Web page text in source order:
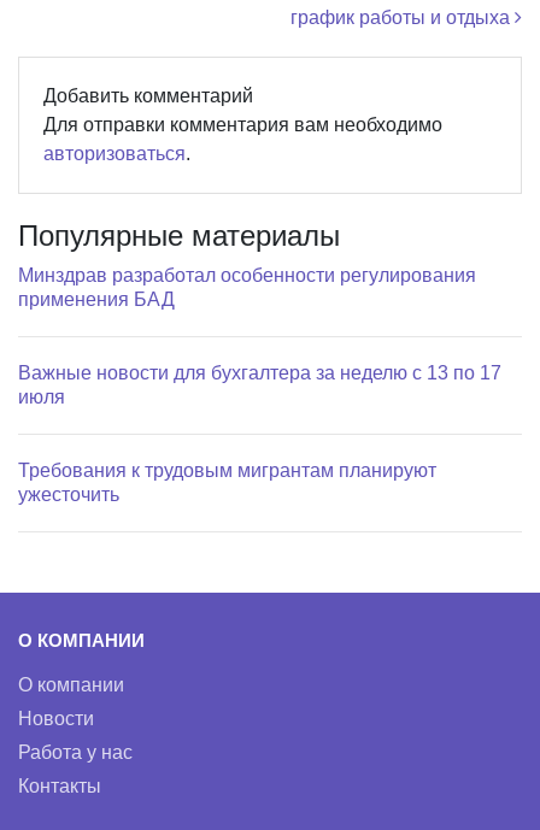
график работы и отдыха
Добавить комментарий
Для отправки комментария вам необходимо
авторизоваться.
Популярные материалы
Минздрав разработал особенности регулирования
применения БАД
Важные новости для бухгалтера за неделю с 13 по 17
июля
Требования к трудовым мигрантам планируют
ужесточить
О КОМПАНИИ
О компании
Новости
Работа у нас
Контакты